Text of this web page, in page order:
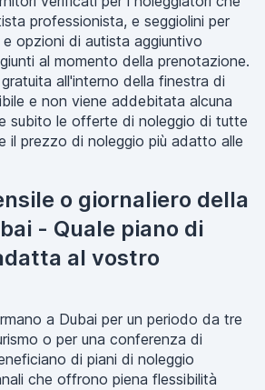
professionista, e seggiolini per
e opzioni di autista aggiuntivo
al momento della prenotazione.
all'interno della finestra di
e non viene addebitata alcuna
subito le offerte di noleggio di tutte
il prezzo di noleggio più adatto alle
o giornaliero della
- Quale piano di
al vostro
a Dubai per un periodo da tre
o per una conferenza di
di piani di noleggio
che offrono piena flessibilità